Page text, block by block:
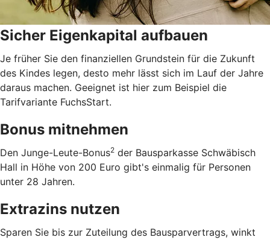
Sicher Eigenkapital aufbauen
Je früher Sie den finanziellen Grundstein für die Zukunft
des Kindes legen, desto mehr lässt sich im Lauf der Jahre
daraus machen. Geeignet ist hier zum Beispiel die
Tarifvariante FuchsStart.
Bonus mitnehmen
Den Junge-Leute-Bonus2 der Bausparkasse Schwäbisch
Hall in Höhe von 200 Euro gibt's einmalig für Personen
unter 28 Jahren.
Extrazins nutzen
Sparen Sie bis zur Zuteilung des Bausparvertrags, winkt